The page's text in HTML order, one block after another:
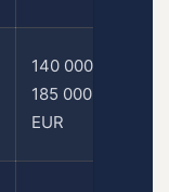
140 000 –
185 000
EUR